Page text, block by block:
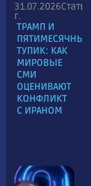
31.07.2026
г.
Статья
ТРАМП И
ПЯТИМЕСЯЧНЫЙ
ТУПИК: КАК
МИРОВЫЕ
СМИ
ОЦЕНИВАЮТ
КОНФЛИКТ
С ИРАНОМ